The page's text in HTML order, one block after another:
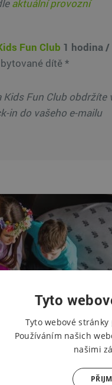
aktuální provozní
Fun Club 1 hodina /
dítě *
Kids Fun Club obdržíte
in do vašeho e-mailu
Tyto
Tyto webové
Používáním našich
našimi